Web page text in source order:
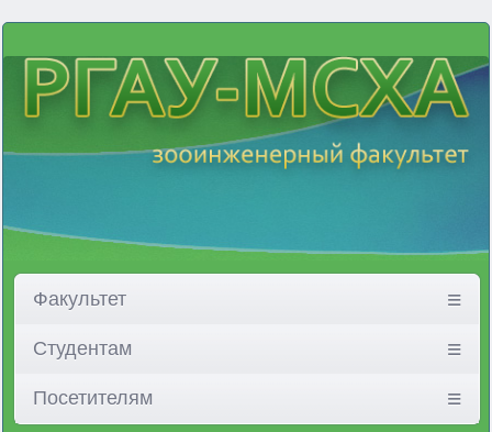
Факультет
Студентам
Посетителям